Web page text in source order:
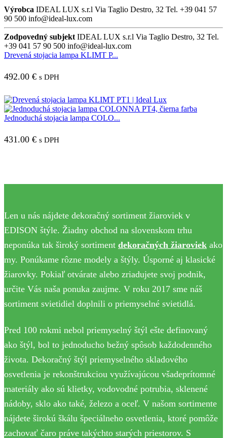
Výrobca IDEAL LUX s.r.l Via Taglio Destro, 32 Tel. +39 041 57
90 500 info@ideal-lux.com
Zodpovedný subjekt IDEAL LUX s.r.l Via Taglio Destro, 32 Tel.
+39 041 57 90 500 info@ideal-lux.com
Drevená stojacia lampa KLIMT P...
492.00 € s DPH
Jednoduchá stojacia lampa COLO...
431.00 € s DPH
Len u nás nájdete dekoračný sortiment žiaroviek v
EDISON štýle. Žiadny obchod na slovenskom trhu
neponúka tak široký sortiment dekoračných žiaroviek ako
my. Ponúkame rôzne modely a štýly. Úsporné aj klasické
žiarovky. Pokiaľ otvárate alebo zriadujete svoj podnik,
určite Vás naša ponuka zaujme. V roku 2017 sme náš
sortiment svietidiel doplnili o priemyselné svietidlá.
Pred 100 rokmi nebol priemyselný štýl ešte definovaný
ako štýl, bol to jednoducho bežný spôsob každodenného
života. Dekoračný štýl priemyselného skladového
osvetlenia je rekonštrukciou využívajúcou všadeprítomné
materiály ako sú klietky, vodovodné potrubia, sklenené
nádoby, sklo ako také, železo a oceľ. V našom sortimente
nájdete širokú škálu špeciálneho osvetlenia, ktoré pomôže
zachovať čaro práve takýchto starých priestorov. S